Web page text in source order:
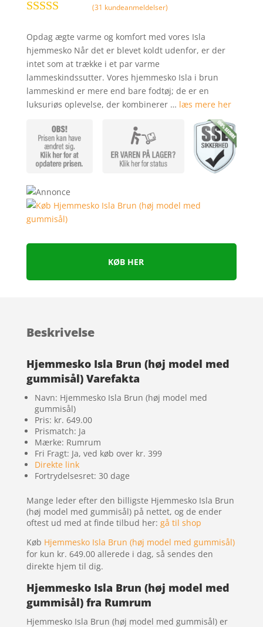
som4.5ud
af 5 baseret
på
kundebedø
mmelser
(31 kundeanmeldelser)
Opdag ægte varme og komfort med vores Isla
hjemmesko Når det er blevet koldt udenfor, er der
intet som at trække i et par varme
lammeskindssutter. Vores hjemmesko Isla i brun
lammeskind er mere end bare fodtøj; de er en
luksuriøs oplevelse, der kombinerer … læs mere her
KØB HER
Beskrivelse
Hjemmesko Isla Brun (høj model med
gummisål) Varefakta
Navn: Hjemmesko Isla Brun (høj model med
gummisål)
Pris: kr. 649.00
Prismatch: Ja
Mærke: Rumrum
Fri Fragt: Ja, ved køb over kr. 399
Direkte link
Fortrydelsesret: 30 dage
Mange leder efter den billigste Hjemmesko Isla Brun
(høj model med gummisål) på nettet, og de ender
oftest ud med at finde tilbud her: gå til shop
Køb Hjemmesko Isla Brun (høj model med gummisål)
for kun kr. 649.00 allerede i dag, så sendes den
direkte hjem til dig.
Hjemmesko Isla Brun (høj model med
gummisål) fra Rumrum
Hjemmesko Isla Brun (høj model med gummisål) er